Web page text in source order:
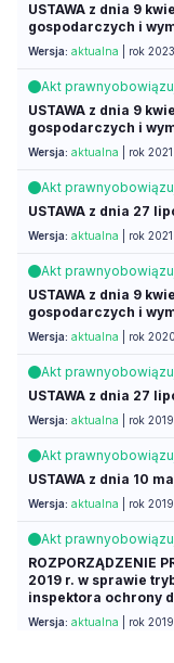
USTAWA z dnia 9
gospodarczych i
Wersja: aktualna | rok
Akt prawny
USTAWA z dnia 9
gospodarczych i
Wersja: aktualna | rok
Akt prawny
USTAWA z dnia 27
Wersja: aktualna | rok
Akt prawny
USTAWA z dnia 9
gospodarczych i
Wersja: aktualna | rok
Akt prawny
USTAWA z dnia 27
Wersja: aktualna | rok
Akt prawny
USTAWA z dnia 10
Wersja: aktualna | rok
Akt prawny
ROZPORZĄDZENIE
2019 r. w sprawie
inspektora ochrony
Wersja: aktualna | rok